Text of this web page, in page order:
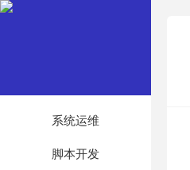
系统运维
脚本开发